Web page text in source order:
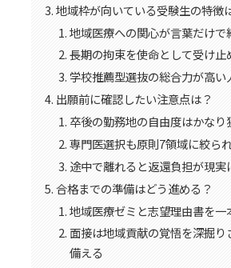
地域枠が向いている受験生の特徴
地域医療への関心が言葉だけで
長期の拘束を使命として受け止
学校推薦型選抜の総合力が高い
出願前に確認したい注意点は？
卒後の勤務地の自由度はかなり
専門医選択も原則7領域に絞ら
途中で離れると返還負担が現実
合格までの準備はどう進める？
地域医療ゼミと志望理由書を一
面接は地域貢献の覚悟を深掘り
備える